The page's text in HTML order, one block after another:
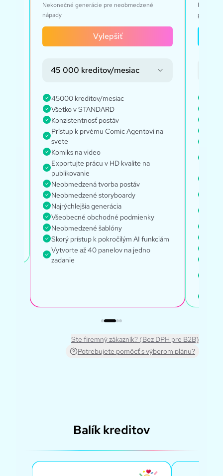
Nekonečné generácie pre neobmedzené
nápady
Vylepšiť
45 000 kreditov/mesiac
45000 kreditov/mesiac
Všetko v STANDARD
Konzistentnosť postáv
Prístup k prvému Comic Agentovi na
svete
Komiks na video
Exportujte prácu v HD kvalite na
publikovanie
Neobmedzená tvorba postáv
Neobmedzené storyboardy
Najrýchlejšia generácia
Všeobecné obchodné podmienky
Neobmedzené šablóny
Skorý prístup k pokročilým AI funkciám
Vytvorte až 40 panelov na jedno
zadanie
Rýchle,
Ste firemný zákazník? (Bez DPH pre B2B)
Potrebujete pomôcť s výberom plánu?
Balík kreditov